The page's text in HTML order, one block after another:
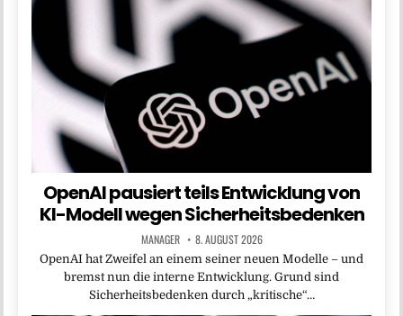
OpenAI pausiert teils Entwicklung von
KI-Modell wegen Sicherheitsbedenken
MANAGER 8. AUGUST 2026
OpenAI hat Zweifel an einem seiner neuen Modelle – und
bremst nun die interne Entwicklung. Grund sind
Sicherheitsbedenken durch „kritische“…